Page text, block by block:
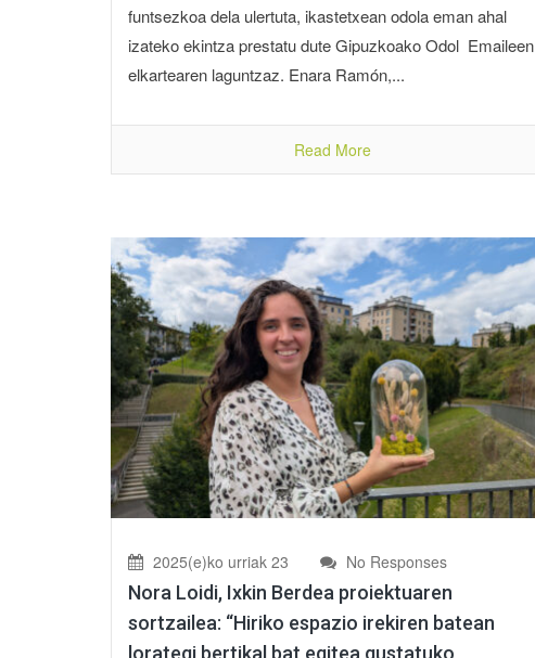
funtsezkoa dela ulertuta, ikastetxean odola eman ahal
izateko ekintza prestatu dute Gipuzkoako Odol Emaileen
elkartearen laguntzaz. Enara Ramón,...
Read More
2025(e)ko urriak 23 No Responses
Nora Loidi, Ixkin Berdea proiektuaren
sortzailea: “Hiriko espazio irekiren batean
lorategi bertikal bat egitea gustatuko